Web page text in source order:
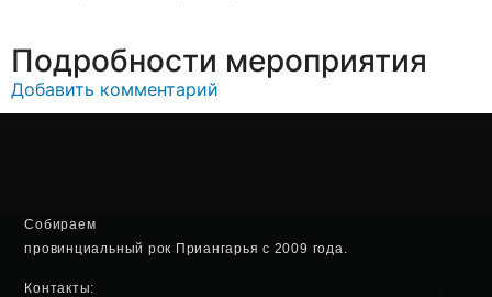
Подробности мероприятия
Добавить комментарий
Собираем
провинциальный рок Приангарья с 2009 года.
Контакты: